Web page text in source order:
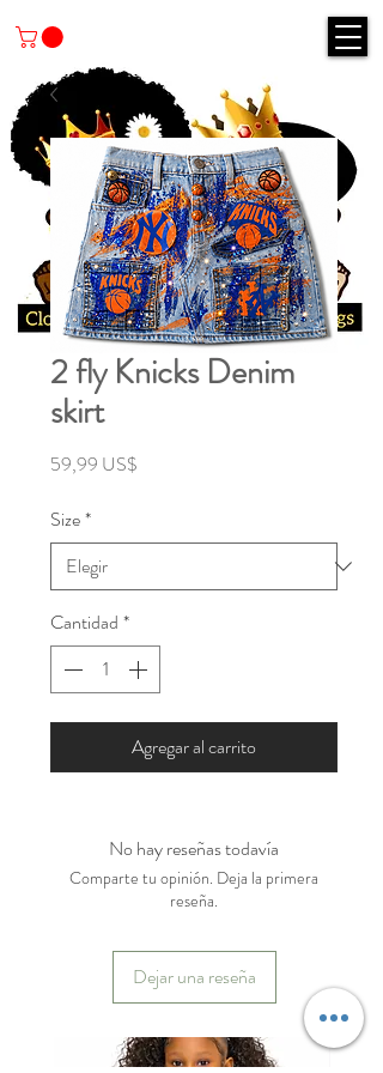
2 fly Knicks Denim
skirt
59,99 US$
Size*
Cantidad *
Agregar al carrito
No hay reseñas todavía
Comparte tu opinión. Deja la primera
reseña.
Dejar una reseña